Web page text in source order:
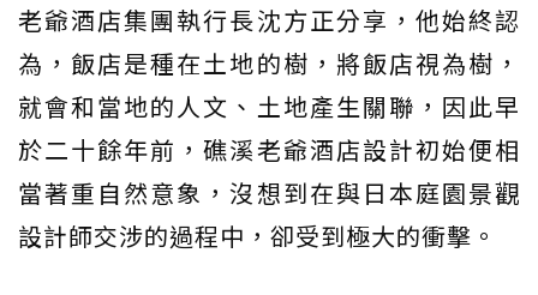
老爺酒店集團執行長沈方正分享，他始終認
為，飯店是種在土地的樹，將飯店視為樹，
就會和當地的人文、土地產生關聯，因此早
於二十餘年前，礁溪老爺酒店設計初始便相
當著重自然意象，沒想到在與日本庭園景觀
設計師交涉的過程中，卻受到極大的衝擊。